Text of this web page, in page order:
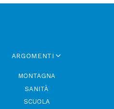
ARGOMENTI
MONTAGNA
SANITÀ
SCUOLA